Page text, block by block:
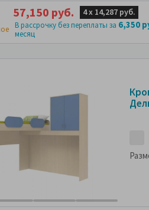
57,150 руб. 4 х 14,287 руб.
В рассрочку без переплаты за 6,350
месяц